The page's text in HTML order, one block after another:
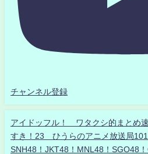
チャンネル登録
アイドッフル！ ワタクシ的まとめ
すき！23 ひうらのアニメ放送局
SNH48！JKT48！MNL48！SGO48